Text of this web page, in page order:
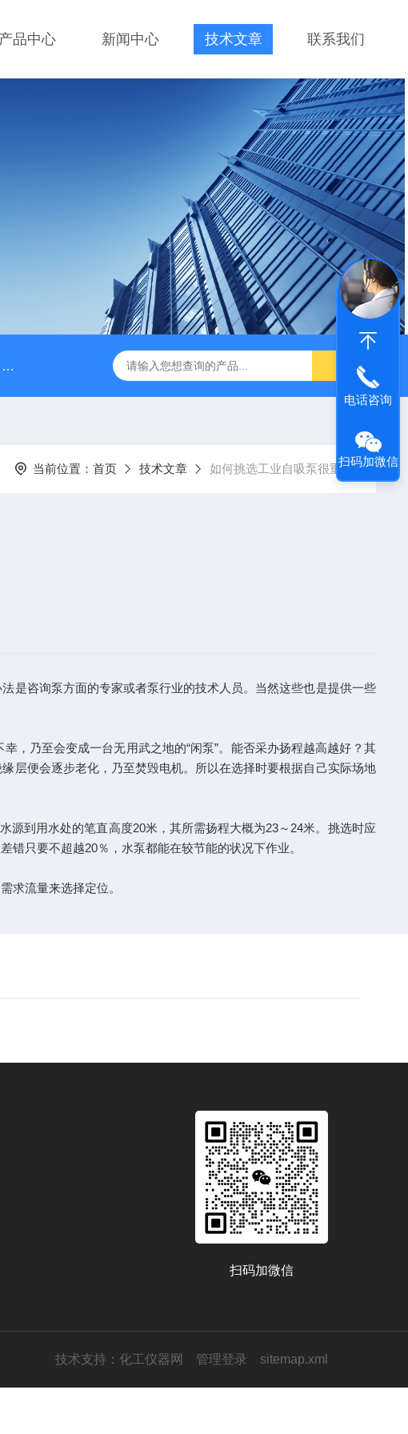
产品中心 新闻中心 技术文章 联系我们
QZZS防汛抢险自吸泵 高吸程自吸泵 IHG不锈钢立式离心泵
当前位置： 首页 技术文章 如何挑选工业自吸泵很重要
是咨询泵方面的专家或者泵行业的技术人员。当然这些也是提供一些
，乃至会变成一台无用武之地的“闲泵”。能否采办扬程越高越好？其
层便会逐步老化，乃至焚毁电机。所以在选择时要根据自己实际场地
源到用水处的笔直高度20米，其所需扬程大概为23～24米。挑选时应
只要不超越20％，水泵都能在较节能的状况下作业。
求流量来选择定位。
扫码加微信
技术支持： 化工仪器网 管理登录 sitemap.xml
电话咨询
扫码加微信